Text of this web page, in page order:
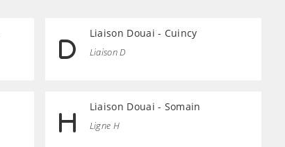
Liaison Douai - Cuincy
Liaison D
Liaison Douai - Somain
Ligne H